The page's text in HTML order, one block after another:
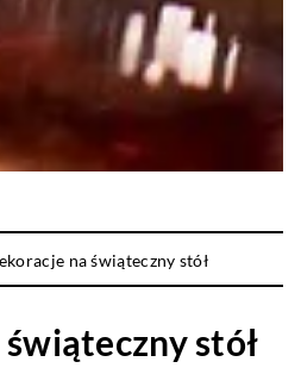
na świąteczny stół
stół